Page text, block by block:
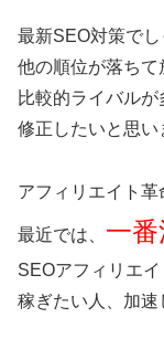
最新SEO対策で
他の順位が落ちて
比較的ライバル
修正したいと思い
アフィリエイト革
最近では、 一
SEOアフィリエ
稼ぎたい人、加速